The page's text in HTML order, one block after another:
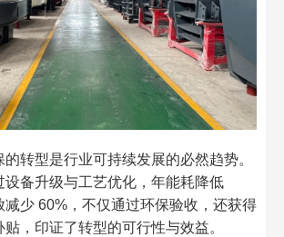
转型是行业可持续发展的必然趋势。
设备升级与工艺优化，年能耗降低
减少 60%，不仅通过环保验收，还获得
，印证了转型的可行性与效益。​